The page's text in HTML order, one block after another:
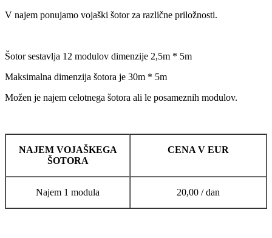
V najem ponujamo vojaški šotor za različne priložnosti.
Šotor sestavlja 12 modulov dimenzije 2,5m * 5m
Maksimalna dimenzija šotora je 30m * 5m
Možen je najem celotnega šotora ali le posameznih modulov.
NAJEM VOJAŠKEGA
ŠOTORA
CENA V EUR
Najem 1 modula 20,00 / dan